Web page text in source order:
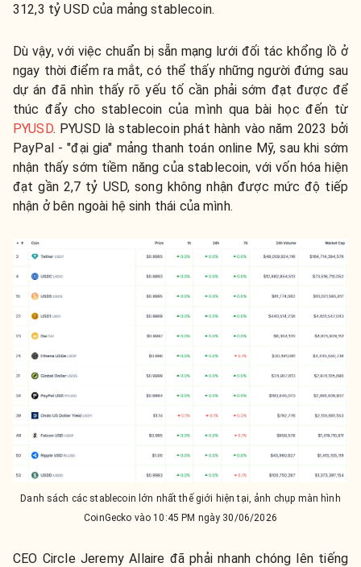
312,3 tỷ USD của mảng stablecoin.
Dù vậy, với việc chuẩn bị sẵn mạng lưới đối tác khổng lồ ở
ngay thời điểm ra mắt, có thể thấy những người đứng sau
dự án đã nhìn thấy rõ yếu tố cần phải sớm đạt được để
thúc đẩy cho stablecoin của mình qua bài học đến từ
PYUSD. PYUSD là stablecoin phát hành vào năm 2023 bởi
PayPal - "đại gia" mảng thanh toán online Mỹ, sau khi sớm
nhận thấy sớm tiềm năng của stablecoin, với vốn hóa hiện
đạt gần 2,7 tỷ USD, song không nhận được mức độ tiếp
nhận ở bên ngoài hệ sinh thái của mình.
Danh sách các stablecoin lớn nhất thế giới hiện tại, ảnh chụp màn hình
CoinGecko vào 10:45 PM ngày 30/06/2026
CEO Circle Jeremy Allaire đã phải nhanh chóng lên tiếng